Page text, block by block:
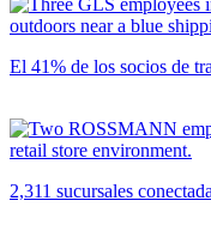
El 41% de los socios de
2,311 sucursales